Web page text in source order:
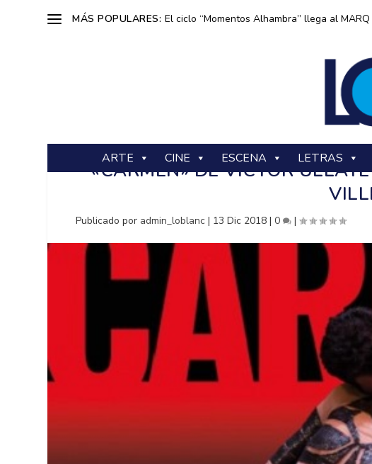
MÁS POPULARES: El ciclo “Momentos Alhambra” llega al
ARTE CINE ESCENA LETRAS
«CARMEN» DE VÍCTOR
Publicado por admin_loblanc | 13 Dic 2018 |0 |